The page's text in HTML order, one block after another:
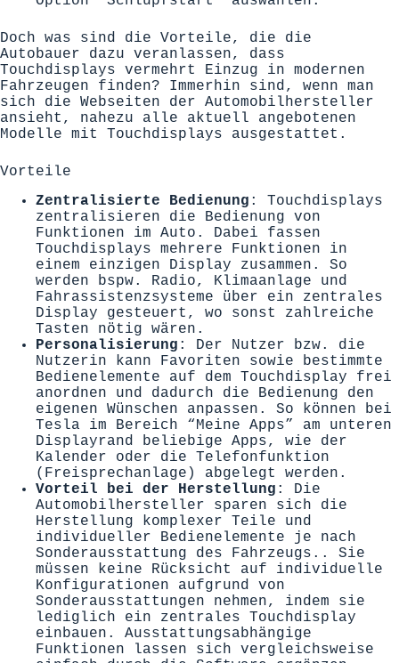
Doch was sind die Vorteile, die die
Autobauer dazu veranlassen, dass
Touchdisplays vermehrt Einzug in modernen
Fahrzeugen finden? Immerhin sind, wenn man
sich die Webseiten der Automobilhersteller
ansieht, nahezu alle aktuell angebotenen
Modelle mit Touchdisplays ausgestattet.
Vorteile
Zentralisierte Bedienung : Touchdisplays
zentralisieren die Bedienung von
Funktionen im Auto. Dabei fassen
Touchdisplays mehrere Funktionen in
einem einzigen Display zusammen. So
werden bspw. Radio, Klimaanlage und
Fahrassistenzsysteme über ein zentrales
Display gesteuert, wo sonst zahlreiche
Tasten nötig wären.
Personalisierung : Der Nutzer bzw. die
Nutzerin kann Favoriten sowie bestimmte
Bedienelemente auf dem Touchdisplay frei
anordnen und dadurch die Bedienung den
eigenen Wünschen anpassen. So können bei
Tesla im Bereich “Meine Apps” am unteren
Displayrand beliebige Apps, wie der
Kalender oder die Telefonfunktion
(Freisprechanlage) abgelegt werden.
Vorteil bei der Herstellung : Die
Automobilhersteller sparen sich die
Herstellung komplexer Teile und
individueller Bedienelemente je nach
Sonderausstattung des Fahrzeugs.. Sie
müssen keine Rücksicht auf individuelle
Konfigurationen aufgrund von
Sonderausstattungen nehmen, indem sie
lediglich ein zentrales Touchdisplay
einbauen. Ausstattungsabhängige
Funktionen lassen sich vergleichsweise